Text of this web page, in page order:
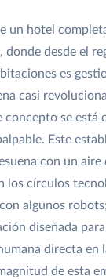
un hotel
donde desde el
es
casi
concepto se está
Este
con un aire
los círculos
algunos
diseñada
directa en
de esta